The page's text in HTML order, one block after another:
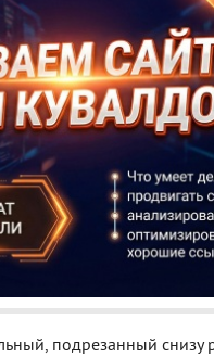
подрезанный снизу